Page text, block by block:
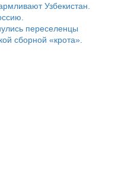
Узбекистан.
переселенцы
сборной «крота».